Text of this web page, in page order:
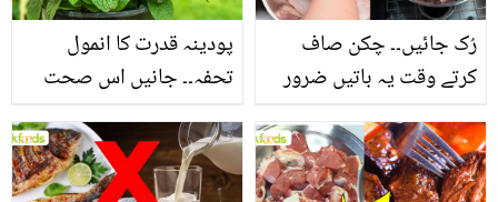
پودینہ قدرت کا انمول
تحفہ۔۔ جانیں اس صحت
بخش پتوں کے 10 حیرت
انگیز طبی فوائد
رُک جائیں۔۔ چکن صاف
کرتے وقت یہ باتیں ضرور
یاد رکھیں